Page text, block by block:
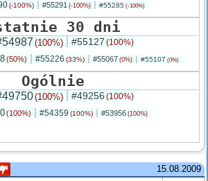
(-100%) #55291 (-100%) #55285 (-100%)
30 dni
(100%) #55127 (100%)
(50%) #55226 (33%) #55067 (0%) #55107 (0%)
Ogólnie
(100%) #49256 (100%)
(100%) #54359 (100%) #53956 (100%)
15.08.2009